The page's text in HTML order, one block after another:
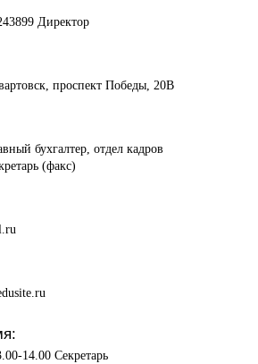
Директор
проспект Победы, 20В
бухгалтер, отдел кадров
(факс)
14.00 Секретарь